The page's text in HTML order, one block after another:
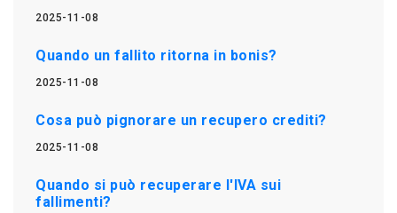
2025-11-08
Quando un fallito ritorna in bonis?
2025-11-08
Cosa può pignorare un recupero crediti?
2025-11-08
Quando si può recuperare l'IVA sui
fallimenti?